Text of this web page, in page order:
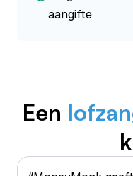
aangifte
Een